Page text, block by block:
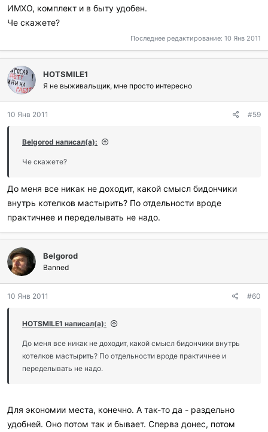
ИМХО, комплект и в быту удобен.
Че скажете?
Последнее редактирование: 10 Янв 2011
HOTSMILE1
Я не выживальщик, мне просто интересно
10 Янв 2011 #59
Belgorod написал(а):
Че скажете?
До меня все никак не доходит, какой смысл бидончики
внутрь котелков мастырить? По отдельности вроде
практичнее и переделывать не надо.
Belgorod
Banned
10 Янв 2011 #60
HOTSMILE1 написал(а):
До меня все никак не доходит, какой смысл бидончики внутрь
котелков мастырить? По отдельности вроде практичнее и
переделывать не надо.
Для экономии места, конечно. А так-то да - раздельно
удобней. Оно потом так и бывает. Сперва донес, потом